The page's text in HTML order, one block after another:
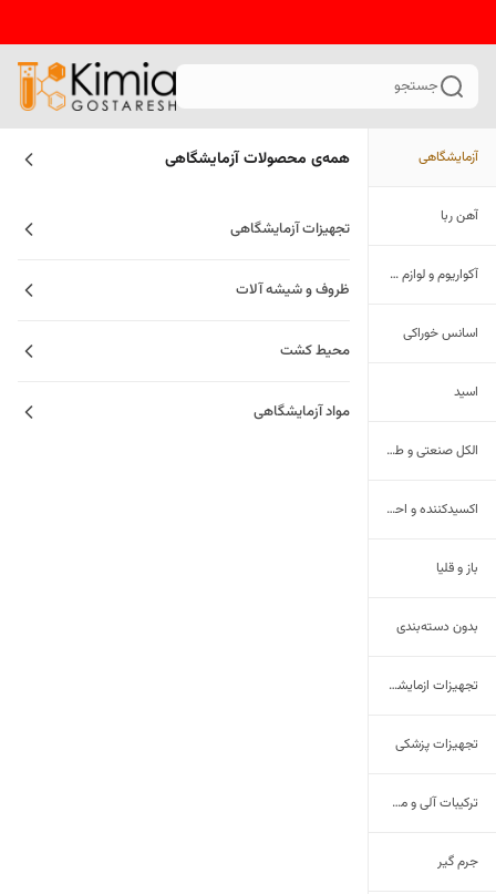
جستجو
آزمایشگاهی
آهن ربا
آکواریوم و لوازم جانبی
اسانس خوراکی
اسید
الکل صنعتی و طبی
اکسیدکننده و احیاکننده
باز و قلیا
بدون دسته‌بندی
تجهیزات ازمایشگاهی
تجهیزات پزشکی
ترکیبات آلی و معدنی
جرم گیر
همه‌ی محصولاتآزمایشگاهی
تجهیزات آزمایشگاهی
ظروف و شیشه آلات
محیط کشت
مواد آزمایشگاهی